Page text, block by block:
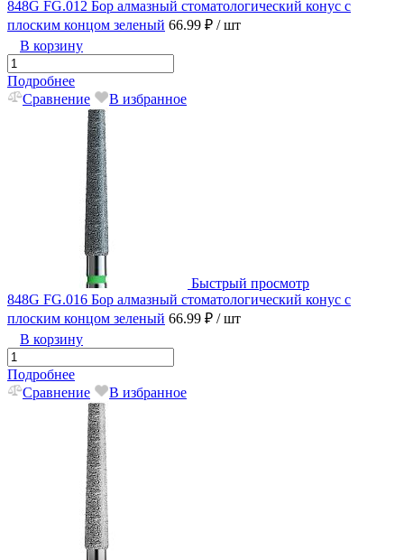
848G FG.012 Бор алмазный стоматологический конус с
плоским концом зеленый 66.99 ₽ / шт
В корзину
Подробнее
Сравнение
В избранное
Быстрый просмотр
848G FG.016 Бор алмазный стоматологический конус с
плоским концом зеленый 66.99 ₽ / шт
В корзину
Подробнее
Сравнение
В избранное